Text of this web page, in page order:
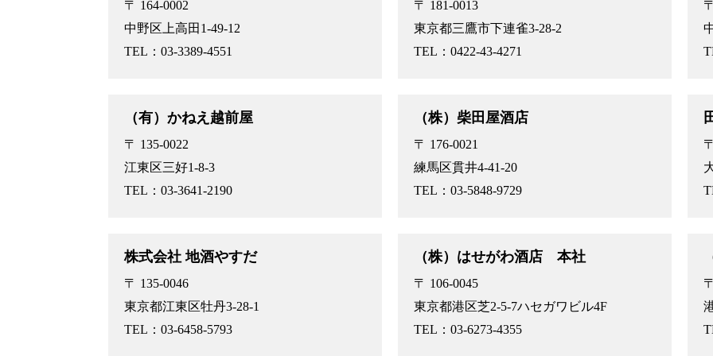
〒 164-0002
中野区上高田1-49-12
TEL：03-3389-4551
〒 181-0013
東京都三鷹市下連雀3-28-2
TEL：0422-43-4271
（有）かねえ越前屋
〒 135-0022
江東区三好1-8-3
TEL：03-3641-2190
（株）柴田屋酒店
〒 176-0021
練馬区貫井4-41-20
TEL：03-5848-9729
株式会社 地酒やすだ
〒 135-0046
東京都江東区牡丹3-28-1
TEL：03-6458-5793
（株）はせがわ酒店 本社
〒 106-0045
東京都港区芝2-5-7ハセガワビル4F
TEL：03-6273-4355